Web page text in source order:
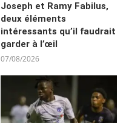
Joseph et Ramy Fabilus,
deux éléments
intéressants qu’il faudrait
garder à l’œil
07/08/2026